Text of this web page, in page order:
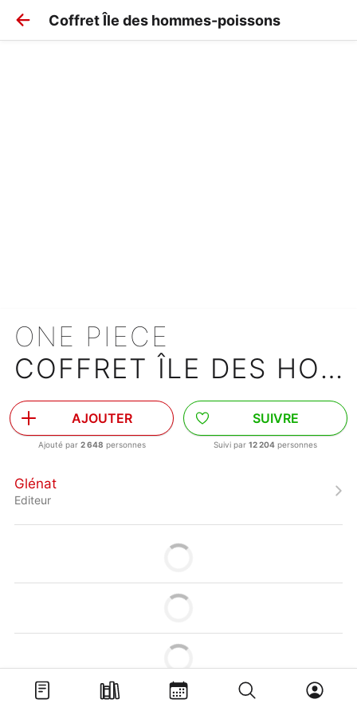
Coffret Île des hommes-poissons
ONE PIECE
COFFRET ÎLE DES HOMMES-POISSONS
AJOUTER
Ajouté par 2 648 personnes
SUIVRE
Suivi par 12 204 personnes
Glénat
Editeur